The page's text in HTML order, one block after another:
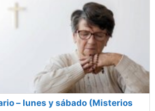
– lunes y sábado (Misterios